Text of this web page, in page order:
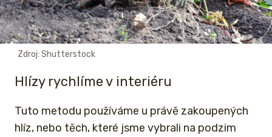
Zdroj: Shutterstock
Hlízy rychlíme v interiéru
Tuto metodu používáme u právě zakoupených
hlíz, nebo těch, které jsme vybrali na podzim